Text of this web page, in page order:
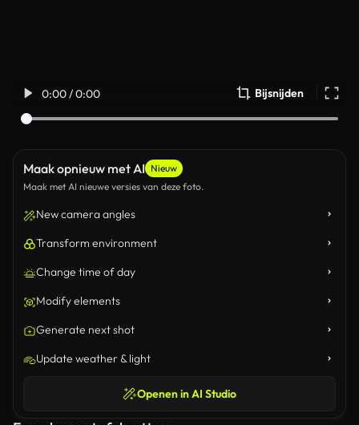
0:00 / 0:00 Bijsnijden
Maak opnieuw met AI Nieuw
Maak met AI nieuwe versies van deze foto.
New camera angles
Transform environment
Change time of day
Modify elements
Generate next shot
Update weather & light
Openen in AI Studio